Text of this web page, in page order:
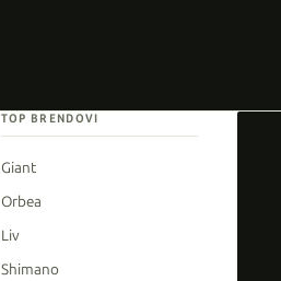
TOP BRENDOVI
Giant
Orbea
Liv
Shimano